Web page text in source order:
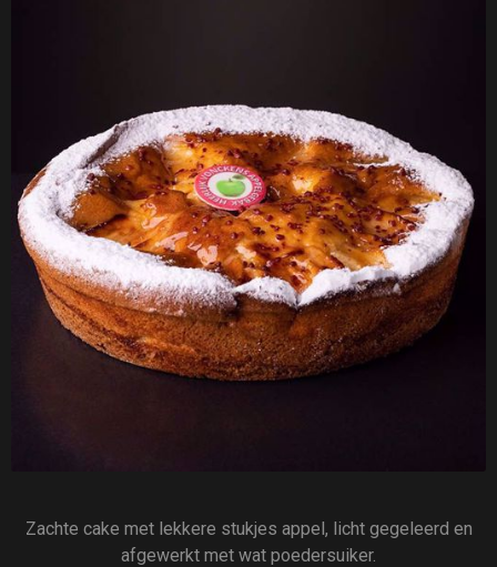
Zachte cake met lekkere stukjes appel, licht gegeleerd en
afgewerkt met wat poedersuiker.